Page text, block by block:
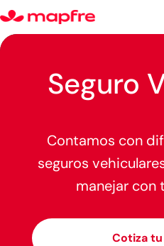
Seguro
Contamos con
seguros
manejar con
Cotiza